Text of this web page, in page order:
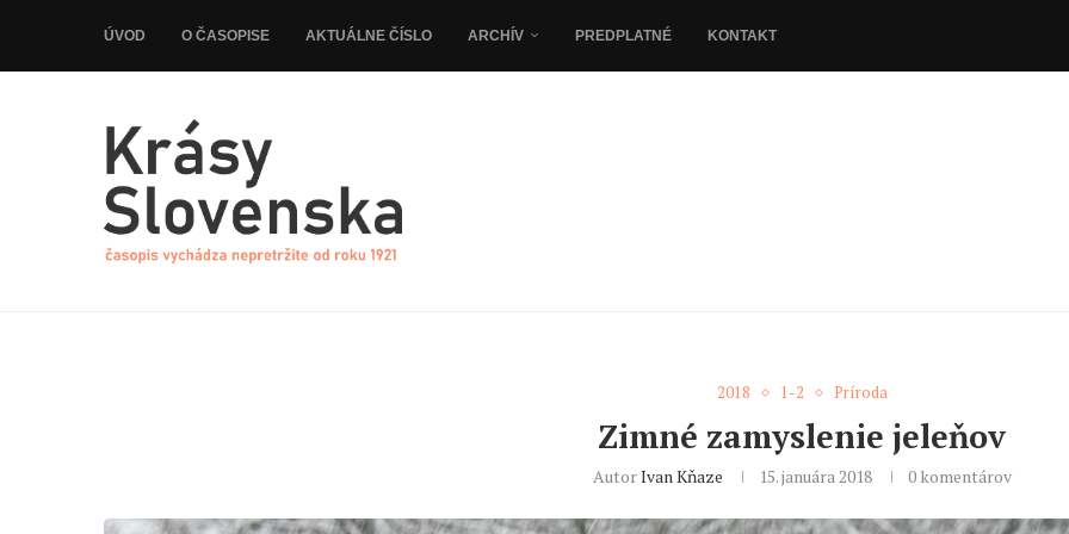
ÚVOD O ČASOPISE AKTUÁLNE ČÍSLO ARCHÍV PREDPLATNÉ KONTAKT
2018 1-2 Príroda
Zimné zamyslenie jeleňov
AutorIvan Kňaze 15. januára 2018 0 komentárov